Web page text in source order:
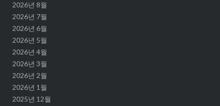
2026년 8월
2026년 7월
2026년 6월
2026년 5월
2026년 4월
2026년 3월
2026년 2월
2026년 1월
2025년 12월